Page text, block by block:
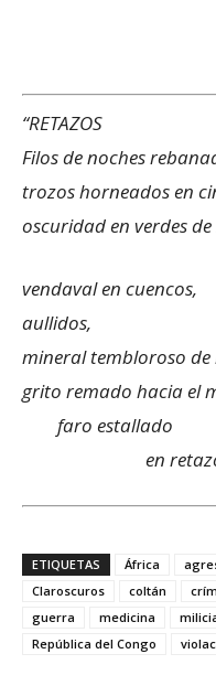
“RETAZOS
Filos de noches
trozos horneados en
oscuridad en verdes
vendaval en cuencos,
aullidos,
mineral tembloroso
grito remado hacia el
faro estallado
en retazos de
ETIQUETAS África
Claroscuros
coltán
guerra
medicina
República del Congo